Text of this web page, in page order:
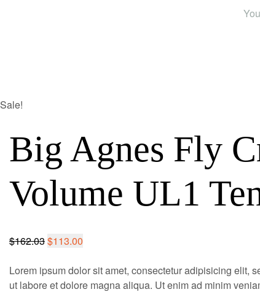
Sale!
Big Agnes Fly
Volume UL1
$162.03$113.00
Lorem ipsum dolor sit amet, consectetur adipisicing elit,
ut labore et dolore magna aliqua. Ut enim ad minim